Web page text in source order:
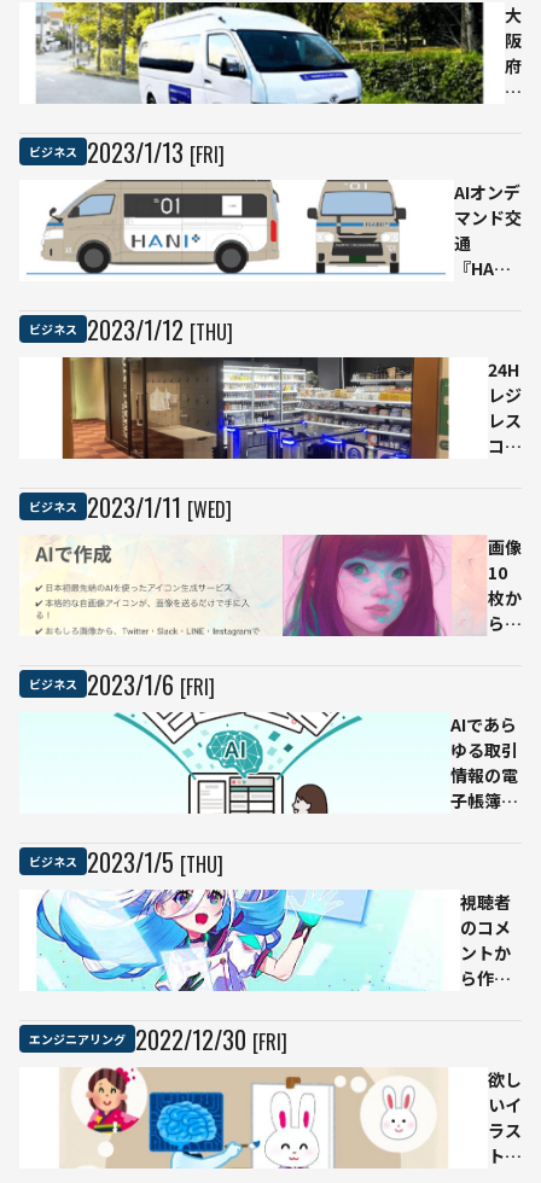
MaaS」
実証事
業を開
始
大
阪
府
堺
ニ
ュ
タ
域
で
デ
マ
通
サ
ー
ビ
証
実
験
を
ビジネス 2023/1/13 [FRI]
AIオンデ
マンド交
通
『HANI+
能町で運
行開始
ビジネス 2023/1/12 [THU]
24H
レジ
レス
コン
業界
で導
入！
終日
可能
に
ビジネス 2023/1/11 [WED]
画像
10
枚か
らそ
コン
がで
き
る！
イコ
ン生
成サ
ービ
ビジネス 2023/1/6 [FRI]
AIであら
ゆる取引
情報の電
子帳簿保
保存」提
供開始
ビジネス 2023/1/5 [THU]
視聴者
のコメ
ントか
ら作品
ート。
画像生
成系AI
VTuber
エンジニアリング 2022/12/30 [FRI]
欲し
いイ
ラス
トを